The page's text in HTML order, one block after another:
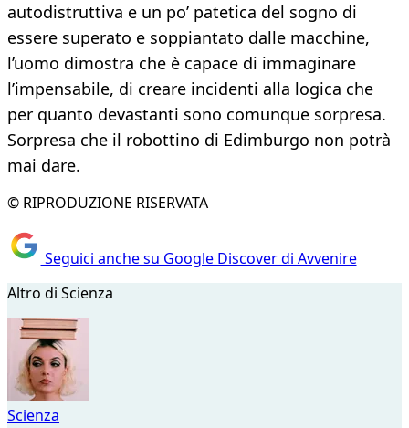
autodistruttiva e un po’ patetica del sogno di
essere superato e soppiantato dalle macchine,
l’uomo dimostra che è capace di immaginare
l’impensabile, di creare incidenti alla logica che
per quanto devastanti sono comunque sorpresa.
Sorpresa che il robottino di Edimburgo non potrà
mai dare.
© RIPRODUZIONE RISERVATA
Seguici anche su Google Discover di Avvenire
Altro di Scienza
Scienza